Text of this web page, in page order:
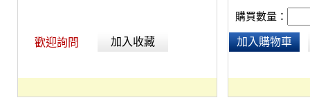
歡迎詢問 加入收藏
購買數量：
加入購物車